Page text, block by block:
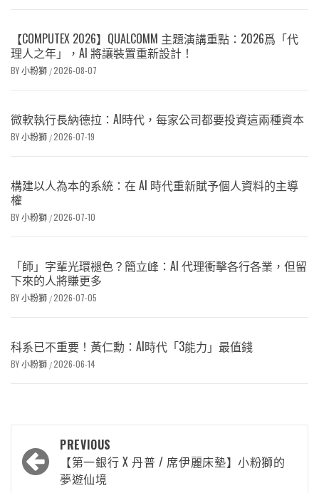
【COMPUTEX 2026】QUALCOMM 主題演講重點：2026爲「代
理人之年」，AI 將讓裝置重新設計！
BY小粉獅 /2026-08-07
微軟執行長納德拉：AI時代，每家公司都要投資這兩種資本
BY小粉獅 /2026-07-19
構建以人為本的系統：在 AI 時代重新賦予個人資料的主導
權
BY小粉獅 /2026-07-10
「師」字輩光環褪色？簡立峰：AI 代理衝擊各行各業，但留
下來的人將賺更多
BY小粉獅 /2026-07-05
科系已不重要！黃仁勳：AI時代「3能力」最值錢
BY小粉獅 /2026-06-14
PREVIOUS
【第一銀行 X 丹普 / 席伊麗床墊】小粉獅的
夢遊仙境